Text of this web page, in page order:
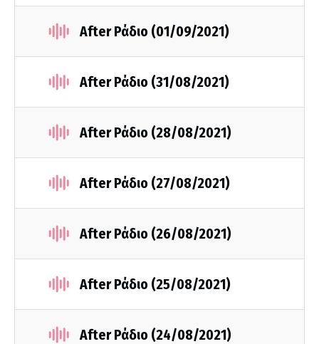
After Ράδιο (01/09/2021)
After Ράδιο (31/08/2021)
After Ράδιο (28/08/2021)
After Ράδιο (27/08/2021)
After Ράδιο (26/08/2021)
After Ράδιο (25/08/2021)
After Ράδιο (24/08/2021)